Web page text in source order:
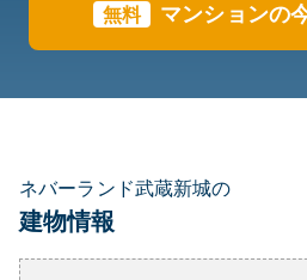
無料 マンションの
ネバーランド武蔵新城の
建物情報